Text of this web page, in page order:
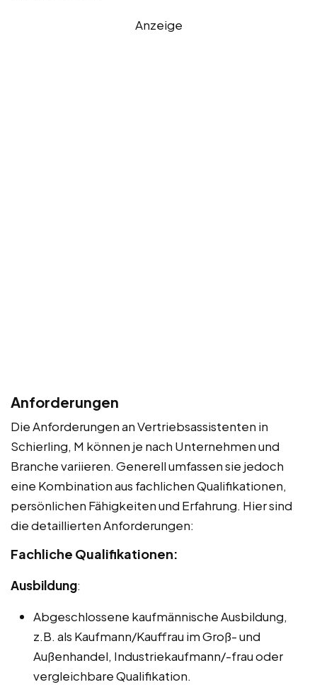
Anzeige
Anforderungen
Die Anforderungen an Vertriebsassistenten in
Schierling, M können je nach Unternehmen und
Branche variieren. Generell umfassen sie jedoch
eine Kombination aus fachlichen Qualifikationen,
persönlichen Fähigkeiten und Erfahrung. Hier sind
die detaillierten Anforderungen:
Fachliche Qualifikationen:
Ausbildung:
Abgeschlossene kaufmännische Ausbildung,
z.B. als Kaufmann/Kauffrau im Groß- und
Außenhandel, Industriekaufmann/-frau oder
vergleichbare Qualifikation.